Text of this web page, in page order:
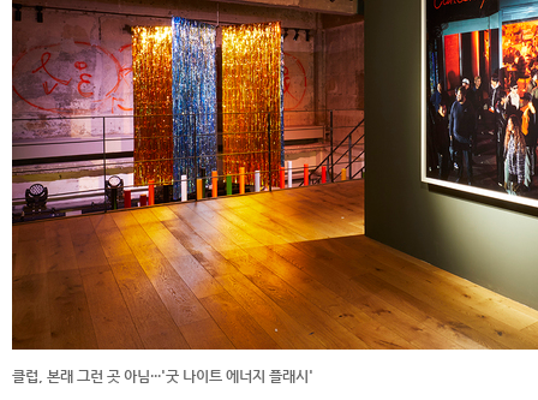
클럽, 본래 그런 곳 아님···'굿 나이트 에너지 플래시'